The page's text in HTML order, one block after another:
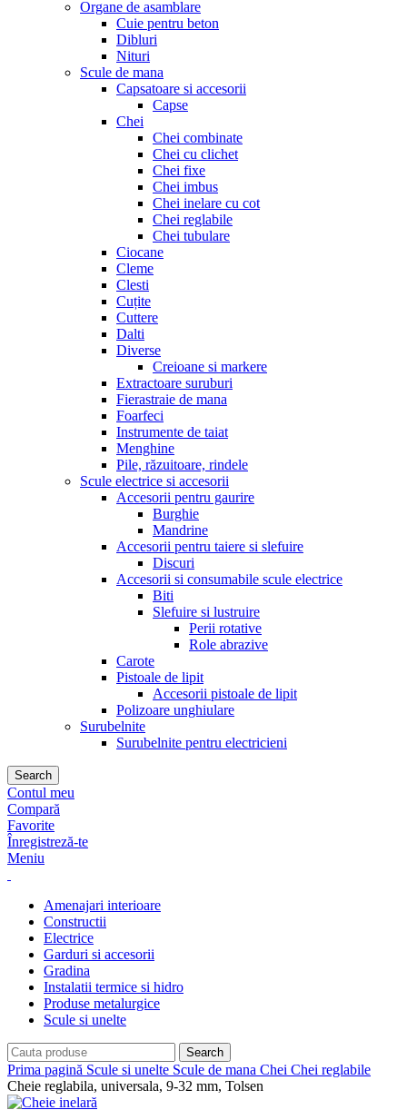
Organe de asamblare
Cuie pentru beton
Dibluri
Nituri
Scule de mana
Capsatoare si accesorii
Capse
Chei
Chei combinate
Chei cu clichet
Chei fixe
Chei imbus
Chei inelare cu cot
Chei reglabile
Chei tubulare
Ciocane
Cleme
Clesti
Cuțite
Cuttere
Dalti
Diverse
Creioane si markere
Extractoare suruburi
Fierastraie de mana
Foarfeci
Instrumente de taiat
Menghine
Pile, răzuitoare, rindele
Scule electrice si accesorii
Accesorii pentru gaurire
Burghie
Mandrine
Accesorii pentru taiere si slefuire
Discuri
Accesorii si consumabile scule electrice
Biti
Slefuire si lustruire
Perii rotative
Role abrazive
Carote
Pistoale de lipit
Accesorii pistoale de lipit
Polizoare unghiulare
Surubelnite
Surubelnite pentru electricieni
Search
Contul meu
Compară
Favorite
Înregistreză-te
Meniu
Amenajari interioare
Constructii
Electrice
Garduri si accesorii
Gradina
Instalatii termice si hidro
Produse metalurgice
Scule si unelte
Search
Prima pagină Scule si unelte Scule de mana Chei Chei reglabile
Cheie reglabila, universala, 9-32 mm, Tolsen